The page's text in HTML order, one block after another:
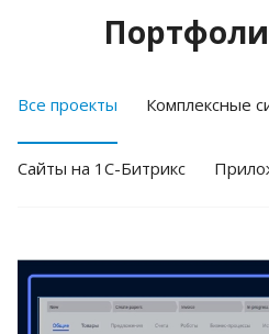
Все проекты Комплексные
Cайты на 1С-Битрикс